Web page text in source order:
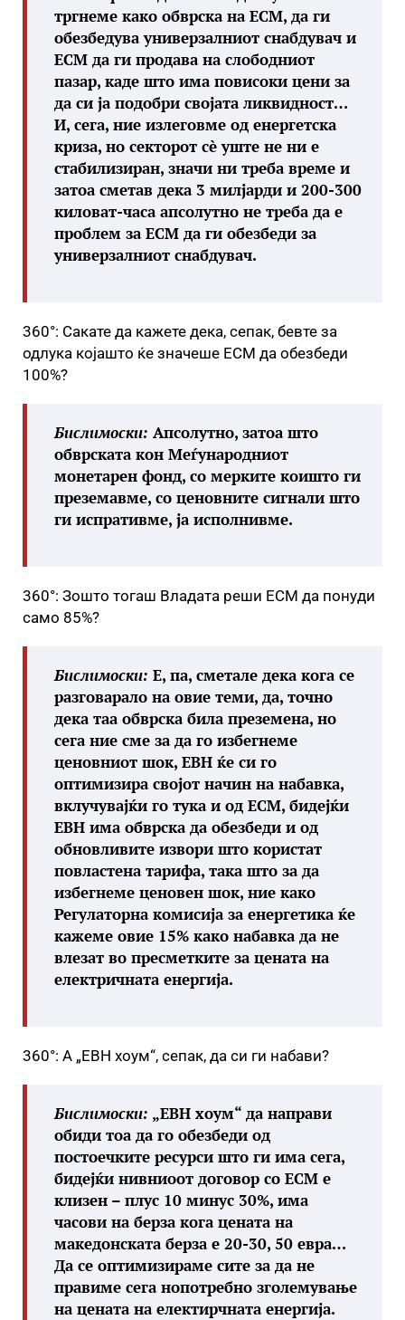
тргнеме како обврска на ЕСМ, да ги
обезбедува универзалниот снабдувач и
ЕСМ да ги продава на слободниот
пазар, каде што има повисоки цени за
да си ја подобри својата ликвидност…
И, сега, ние излеговме од енергетска
криза, но секторот сè уште не ни е
стабилизиран, значи ни треба време и
затоа сметав дека 3 милјарди и 200-300
киловат-часа апсолутно не треба да е
проблем за ЕСМ да ги обезбеди за
универзалниот снабдувач.
360°: Сакате да кажете дека, сепак, бевте за
одлука којашто ќе значеше ЕСМ да обезбеди
100%?
Бислимоски: Апсолутно, затоа што
обврската кон Меѓународниот
монетарен фонд, со мерките коишто ги
преземавме, со ценовните сигнали што
ги испративме, ја исполнивме.
360°: Зошто тогаш Владата реши ЕСМ да понуди
само 85%?
Бислимоски: Е, па, сметале дека кога се
разговарало на овие теми, да, точно
дека таа обврска била преземена, но
сега ние сме за да го избегнеме
ценовниот шок, ЕВН ќе си го
оптимизира својот начин на набавка,
вклучувајќи го тука и од ЕСМ, бидејќи
ЕВН има обврска да обезбеди и од
обновливите извори што користат
повластенa тарифа, така што за да
избегнеме ценовен шок, ние како
Регулаторна комисија за енергетика ќе
кажеме овие 15% како набавка да не
влезат во пресметките за цената на
електричната енергија.
360°: А „ЕВН хоум“, сепак, да си ги набави?
Бислимоски: „ЕВН хоум“ да направи
обиди тоа да го обезбеди од
постоечките ресурси што ги има сега,
бидејќи нивниоот договор со ЕСМ е
клизен – плус 10 минус 30%, има
часови на берза кога цената на
македонската берза е 20-30, 50 евра…
Да се оптимизираме сите за да не
правиме сега нопотребно зголемување
на цената на електирчната енергија.